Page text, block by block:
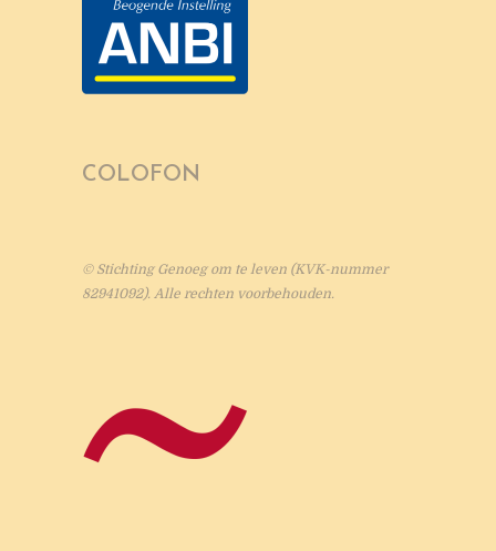
COLOFON
© Stichting Genoeg om te leven (KVK-nummer
82941092). Alle rechten voorbehouden.